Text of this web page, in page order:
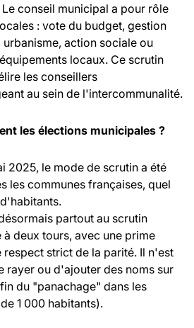
conseil municipal a pour rôle
: vote du budget, gestion
action sociale ou
locaux. Ce scrutin
les conseillers
au sein de l'intercommunalité.
les élections municipales ?
2025, le mode de scrutin a été
les communes françaises, quel
partout au scrutin
deux tours, avec une prime
respect strict de la parité. Il n'est
rayer ou d'ajouter des noms sur
du "panachage" dans les
1 000 habitants).